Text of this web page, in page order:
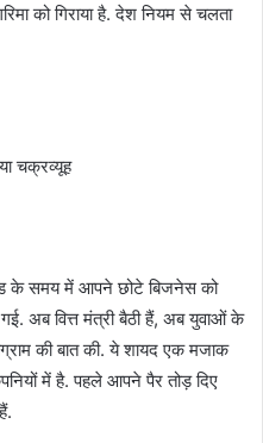
को गिराया है. देश नियम से चलता
चक्रव्यूह
के समय में आपने छोटे बिजनेस को
अब वित्त मंत्री बैठी हैं, अब युवाओं के
की बात की. ये शायद एक मजाक
में है. पहले आपने पैर तोड़ दिए